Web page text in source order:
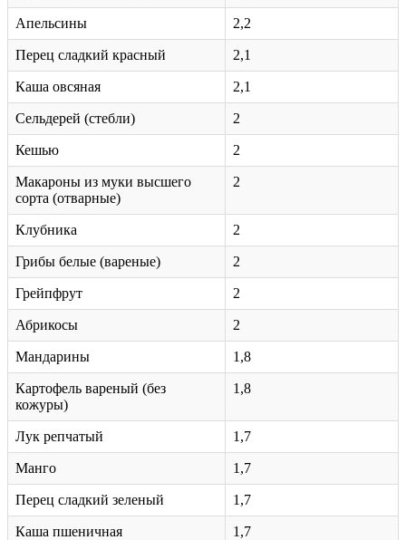
Апельсины 2,2
Перец сладкий красный 2,1
Каша овсяная 2,1
Сельдерей (стебли) 2
Кешью 2
Макароны из муки высшего
сорта (отварные)
2
Клубника 2
Грибы белые (вареные) 2
Грейпфрут 2
Абрикосы 2
Мандарины 1,8
Картофель вареный (без
кожуры)
1,8
Лук репчатый 1,7
Манго 1,7
Перец сладкий зеленый 1,7
Каша пшеничная 1,7